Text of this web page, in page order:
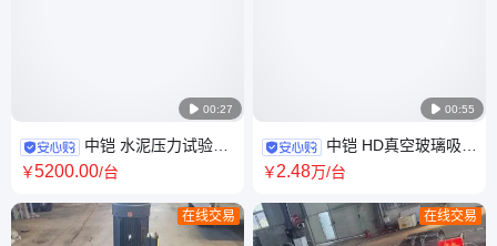
 00:27
中铠 水泥压力试验机
水泥胶沙强度抗压抗折检测设
￥5200.00/台
在线交易
 00:55
中铠 HD真空玻璃吸盘
车 加重型玻璃升高搬运车 翻转
￥2.48万/台
在线交易